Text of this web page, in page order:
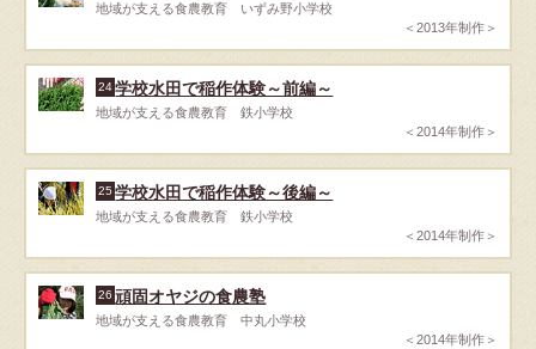
地域が支える食農教育 いずみ野小学校
＜2013年制作＞
24 学校水田で稲作体験～前編～
地域が支える食農教育 鉄小学校
＜2014年制作＞
25 学校水田で稲作体験～後編～
地域が支える食農教育 鉄小学校
＜2014年制作＞
26 頑固オヤジの食農塾
地域が支える食農教育 中丸小学校
＜2014年制作＞